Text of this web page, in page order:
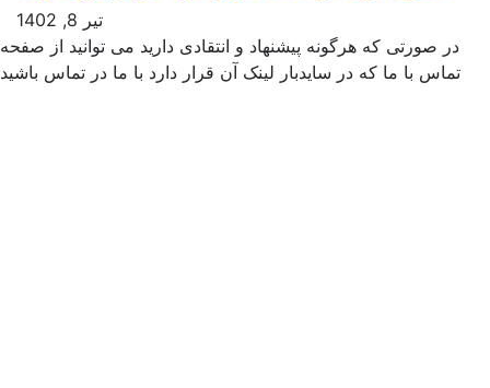
صورتی که هرگونه پیشنهاد و انتقادی دارید می توانید از صفحه
با ما که در سایدبار لینک آن قرار دارد با ما در تماس باشید